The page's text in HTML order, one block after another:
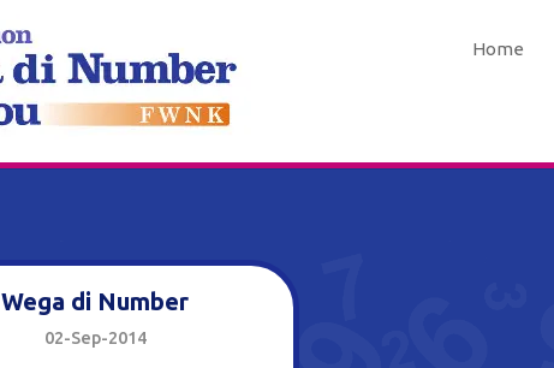
Home
Wega di Number
02-Sep-2014